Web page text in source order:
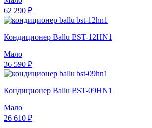
62 290 ₽
Кондиционер Ballu BST-12HN1
Мало
36 590 ₽
Кондиционер Ballu BST-09HN1
Мало
26 610 ₽